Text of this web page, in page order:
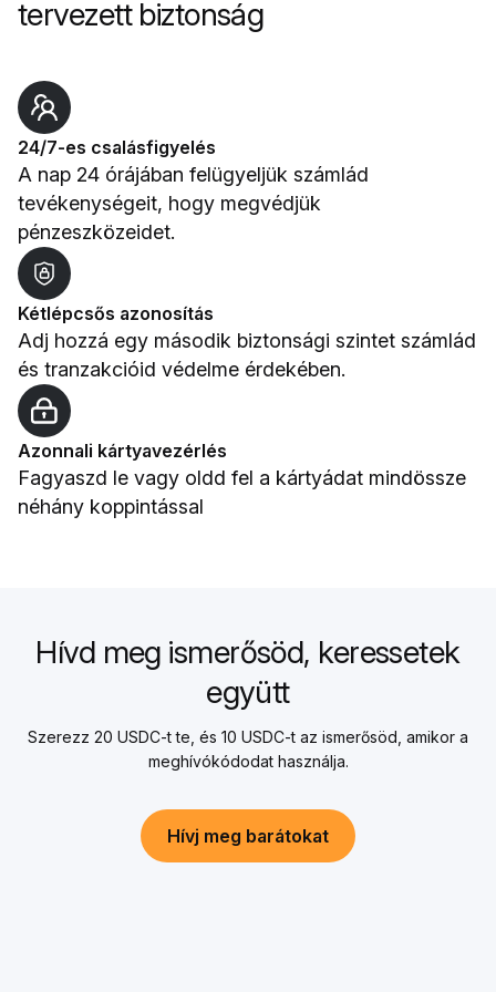
tervezett biztonság
24/7-es csalásfigyelés
A nap 24 órájában felügyeljük számlád
tevékenységeit, hogy megvédjük
pénzeszközeidet.
Kétlépcsős azonosítás
Adj hozzá egy második biztonsági szintet számlád
és tranzakcióid védelme érdekében.
Azonnali kártyavezérlés
Fagyaszd le vagy oldd fel a kártyádat mindössze
néhány koppintással
Hívd meg ismerősöd, keressetek
együtt
Szerezz 20 USDC-t te, és 10 USDC-t az ismerősöd, amikor a
meghívókódodat használja.
Hívj meg barátokat